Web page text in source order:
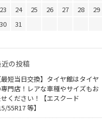
23
24 25 26 27 28
29
30
31
の投稿
最短当日交換】タイヤ館はタイヤ
門店！レアな車種やサイズもお
ください！【エスクード
55R17 等】